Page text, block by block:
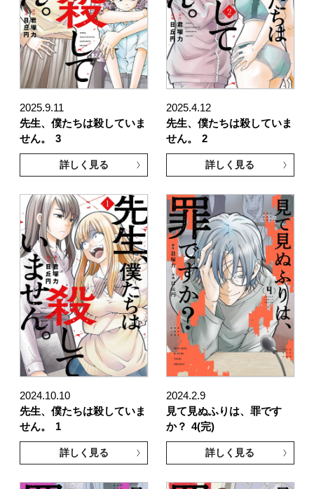
2025.9.11
先生、僕たちは殺していま
せん。
3
詳しく見る
2025.4.12
先生、僕たちは殺していま
せん。
2
詳しく見る
2024.10.10
先生、僕たちは殺していま
せん。
1
詳しく見る
2024.2.9
見て見ぬふりは、罪です
か？ 4(完)
詳しく見る